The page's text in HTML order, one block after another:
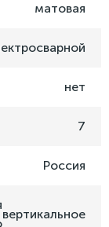
матовая
нет
7
Россия
вертикальное